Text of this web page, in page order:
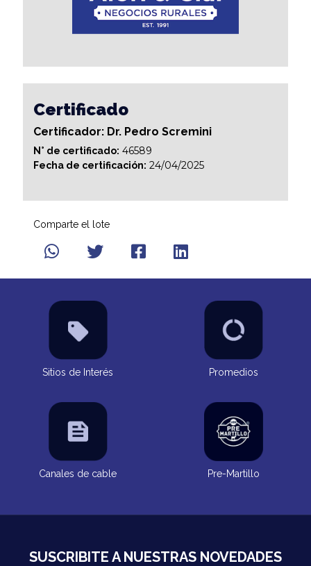
Certificado
Certificador: Dr. Pedro Scremini
N° de certificado: 46589
Fecha de certificación: 24/04/2025
Comparte el lote
Sitios de Interés Promedios
Canales de cable Pre-Martillo
SUSCRIBITE A NUESTRAS NOVEDADES